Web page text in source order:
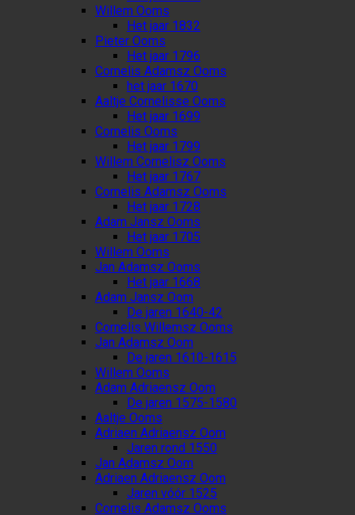
Willem Ooms
Het jaar 1832
Pieter Ooms
Het jaar 1796
Cornelis Adamsz Ooms
het jaar 1670
Aaltje Cornelisse Ooms
Het jaar 1699
Cornelis Ooms
Het jaar 1799
Willem Cornelisz Ooms
Het jaar 1767
Cornelis Adamsz Ooms
Het jaar 1728
Adam Jansz Ooms
Het jaar 1705
Willem Ooms
Jan Adamsz Ooms
Het jaar 1668
Adam Jansz Oom
De jaren 1640-42
Cornelis Willemsz Ooms
Jan Adamsz Oom
De jaren 1610-1615
Willem Ooms
Adam Adriaensz Oom
De jaren 1575-1580
Aaltje Ooms
Adriaen Adriaensz Oom
Jaren rond 1550
Jan Adamsz Oom
Adriaen Adriaensz Oom
Jaren vóór 1525
Cornelis Adamsz Ooms